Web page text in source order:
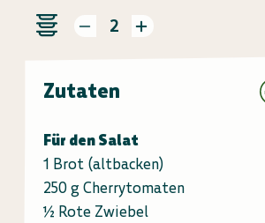
2
Zutaten
Für den Salat
1 Brot (altbacken)
250 g Cherrytomaten
½ Rote Zwiebel